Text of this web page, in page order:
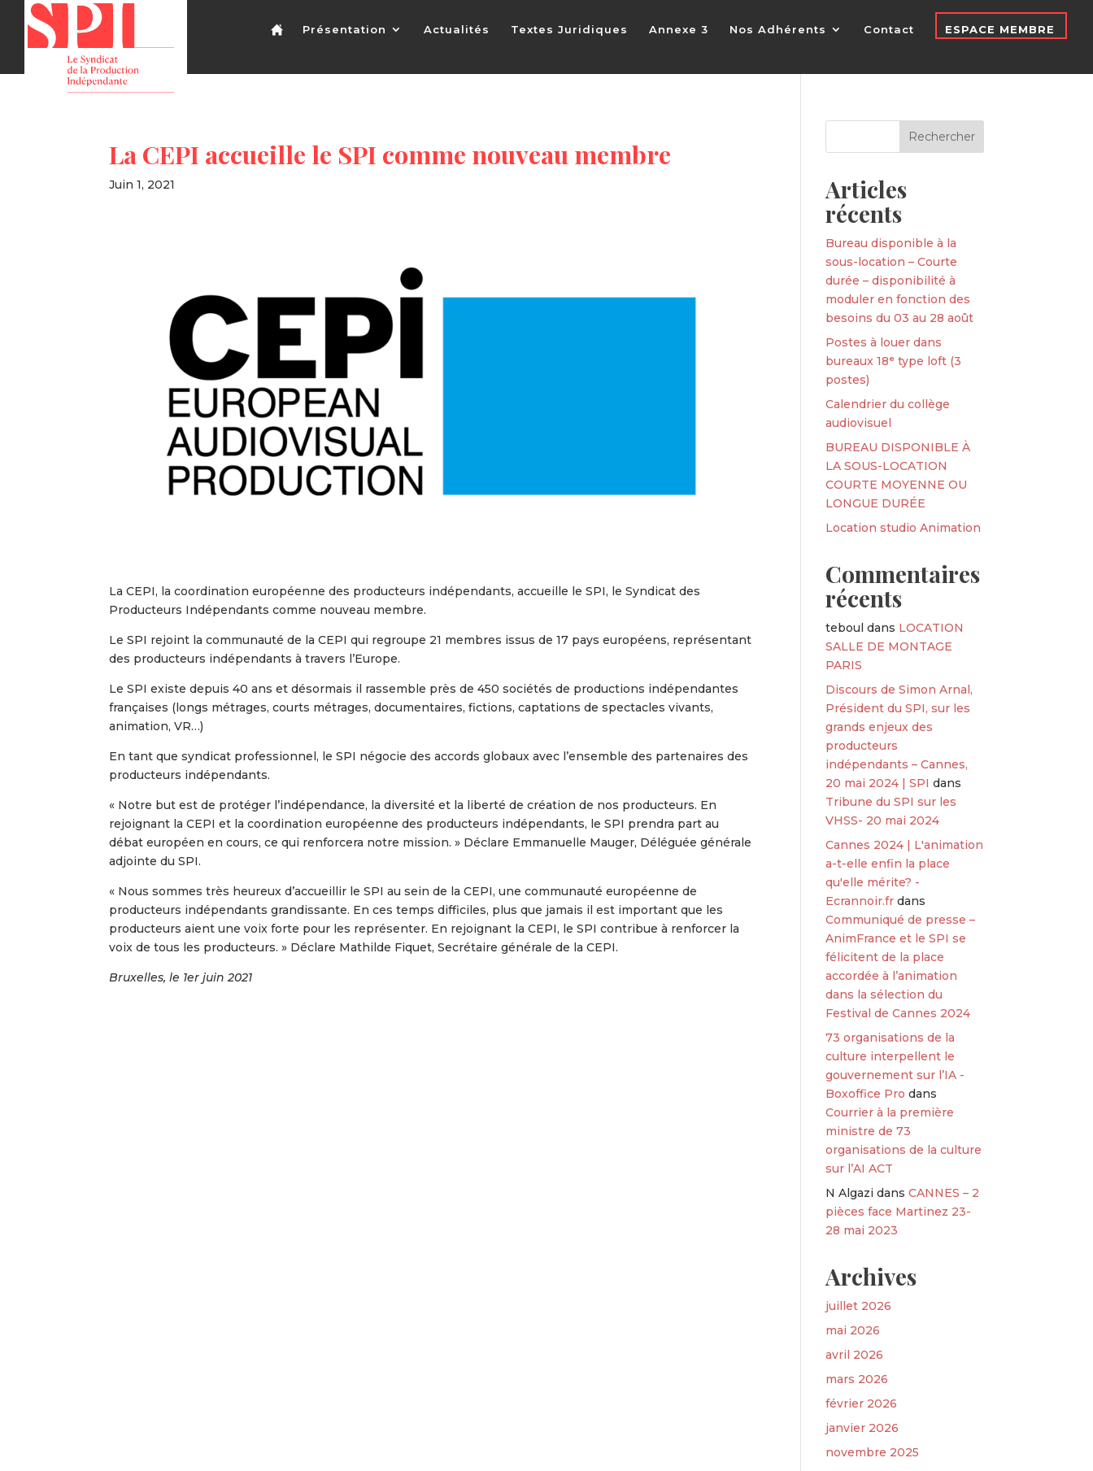
Présentation Actualités Textes Juridiques Annexe 3 Nos Adhérents Contact ESPACE MEMBRE
La CEPI accueille le SPI comme nouveau membre
Juin 1, 2021
La CEPI, la coordination européenne des producteurs indépendants, accueille le SPI, le Syndicat des
Producteurs Indépendants comme nouveau membre.
Le SPI rejoint la communauté de la CEPI qui regroupe 21 membres issus de 17 pays européens, représentant
des producteurs indépendants à travers l’Europe.
Le SPI existe depuis 40 ans et désormais il rassemble près de 450 sociétés de productions indépendantes
françaises (longs métrages, courts métrages, documentaires, fictions, captations de spectacles vivants,
animation, VR…)
En tant que syndicat professionnel, le SPI négocie des accords globaux avec l’ensemble des partenaires des
producteurs indépendants.
« Notre but est de protéger l’indépendance, la diversité et la liberté de création de nos producteurs. En
rejoignant la CEPI et la coordination européenne des producteurs indépendants, le SPI prendra part au
débat européen en cours, ce qui renforcera notre mission. » Déclare Emmanuelle Mauger, Déléguée générale
adjointe du SPI.
« Nous sommes très heureux d’accueillir le SPI au sein de la CEPI, une communauté européenne de
producteurs indépendants grandissante. En ces temps difficiles, plus que jamais il est important que les
producteurs aient une voix forte pour les représenter. En rejoignant la CEPI, le SPI contribue à renforcer la
voix de tous les producteurs. » Déclare Mathilde Fiquet, Secrétaire générale de la CEPI.
Bruxelles, le 1er juin 2021
Articles
récents
Bureau disponible à la
sous-location – Courte
durée – disponibilité à
moduler en fonction des
besoins du 03 au 28 août
Postes à louer dans
bureaux 18ᵉ type loft (3
postes)
Calendrier du collège
audiovisuel
BUREAU DISPONIBLE À
LA SOUS-LOCATION
COURTE MOYENNE OU
LONGUE DURÉE
Location studio Animation
Commentaires
récents
teboul dans LOCATION
SALLE DE MONTAGE
PARIS
Discours de Simon Arnal,
Président du SPI, sur les
grands enjeux des
producteurs
indépendants – Cannes,
20 mai 2024 | SPI dans
Tribune du SPI sur les
VHSS- 20 mai 2024
Cannes 2024 | L'animation
a-t-elle enfin la place
qu'elle mérite? -
Ecrannoir.fr dans
Communiqué de presse –
AnimFrance et le SPI se
félicitent de la place
accordée à l’animation
dans la sélection du
Festival de Cannes 2024
73 organisations de la
culture interpellent le
gouvernement sur l’IA -
Boxoffice Pro dans
Courrier à la première
ministre de 73
organisations de la culture
sur l’AI ACT
N Algazi dansCANNES – 2
pièces face Martinez 23-
28 mai 2023
Archives
juillet 2026
mai 2026
avril 2026
mars 2026
février 2026
janvier 2026
novembre 2025